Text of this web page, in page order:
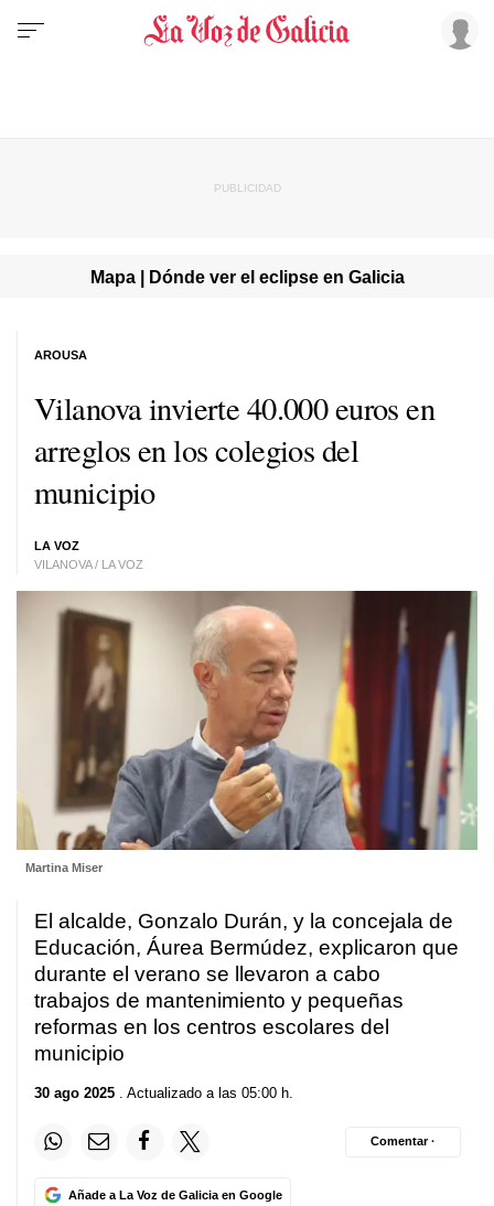
Mapa | Dónde ver el eclipse en Galicia
Vilanova invierte 40.000 euros en
arreglos en los colegios del
municipio
LA VOZ
VILANOVA / LA VOZ
AROUSA
Martina Miser
El alcalde, Gonzalo Durán, y la concejala de
Educación, Áurea Bermúdez, explicaron que
durante el verano se llevaron a cabo
trabajos de mantenimiento y pequeñas
reformas en los centros escolares del
municipio
30 ago 2025 . Actualizado a las 05:00 h.
Añade a La Voz de Galicia en Google
Comentar ·